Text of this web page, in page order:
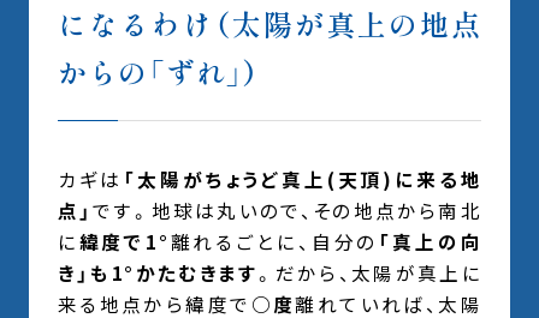
になるわけ（太陽が真上の地点
からの「ずれ」）
カギは 「太陽がちょうど真上(天頂)に来る地
点」です。地球は丸いので、その地点から南北
に緯度で1°離れるごとに、自分の 「真上の向
き」も1°かたむきます。だから、太陽が真上に
来る地点から緯度で ○度離れていれば、太陽